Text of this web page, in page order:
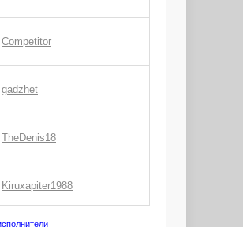
Competitor
gadzhet
TheDenis18
Kiruxapiter1988